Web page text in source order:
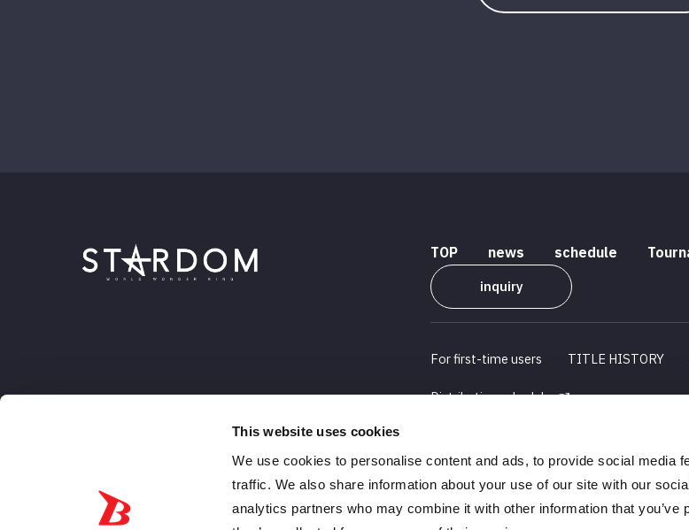
This website uses cookies
We use cookies to personalise content and ads, to provide social media
traffic. We also share information about your use of our site with our
analytics partners who may combine it with other information that you’ve
TOP news schedule
inquiry
For first-time users TITLE HISTORY
Distribution schedule
Statements regarding the Specified